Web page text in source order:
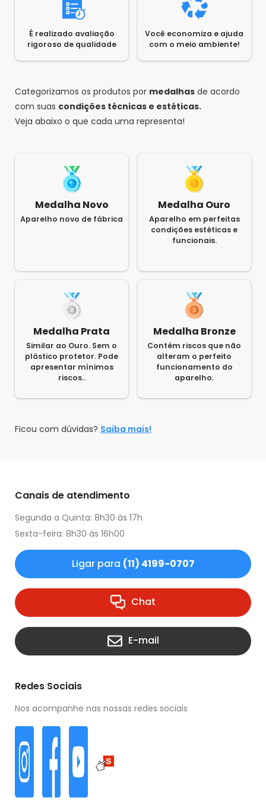
É realizado avaliação
rigoroso de qualidade
Você economiza e ajuda
com o meio ambiente!
Categorizamos os produtos por medalhas de acordo
com suas condições técnicas e estéticas.
Veja abaixo o que cada uma representa!
Medalha Novo
Aparelho novo de fábrica
Medalha Ouro
Aparelho em perfeitas
condições estéticas e
funcionais.
Medalha Prata
Similar ao Ouro. Sem o
plástico protetor. Pode
apresentar mínimos
riscos..
Medalha Bronze
Contém riscos que não
alteram o perfeito
funcionamento do
aparelho.
Ficou com dúvidas? Saiba mais!
Canais de atendimento
Segunda a Quinta: 8h30 às 17h
Sexta-feira: 8h30 às 16h00
Ligar para (11) 4199-0707
Chat
E-mail
Redes Sociais
Nos acompanhe nas nossas redes sociais